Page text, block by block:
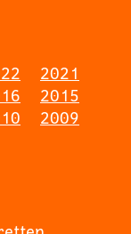
2021
2015
2009